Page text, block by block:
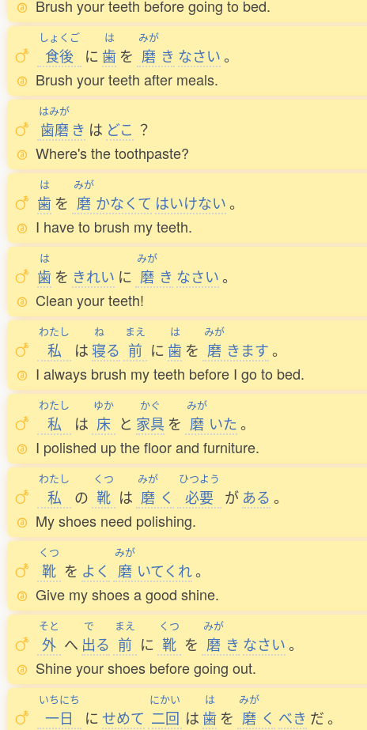
Brush your teeth before going to bed.
しょくご
食後 に
は
歯 を
みが
磨 き なさい。
Brush your teeth after meals.
はみが
歯磨 き は どこ ？
Where's the toothpaste?
は
歯 を
みが
磨 かなくて はいけない。
I have to brush my teeth.
は
歯 を きれい に
みが
磨 き なさい。
Clean your teeth!
わたし
私 は
ね
寝る
まえ
前 に
は
歯 を
みが
磨 きます。
I always brush my teeth before I go to bed.
わたし
私 は
ゆか
床 と
かぐ
家具 を
みが
磨 いた。
I polished up the floor and furniture.
わたし
私 の
くつ
靴 は
みが
磨 く
ひつよう
必要 が ある 。
My shoes need polishing.
くつ
靴 を よく
みが
磨 いてくれ。
Give my shoes a good shine.
そと
外 へ
で
出る
まえ
前 に
くつ
靴 を
みが
磨 き なさい。
Shine your shoes before going out.
いちにち
一日 にせめて
にかい
二回 は
は
歯 を
みが
磨 く べき だ。